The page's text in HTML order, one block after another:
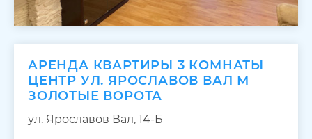
АРЕНДА КВАРТИРЫ 3 КОМНАТЫ
ЦЕНТР УЛ. ЯРОСЛАВОВ ВАЛ М
ЗОЛОТЫЕ ВОРОТА
ул. Ярославов Вал, 14-Б